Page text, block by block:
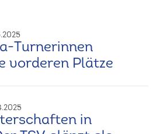
Turnerinnen
vorderen Plätze
in